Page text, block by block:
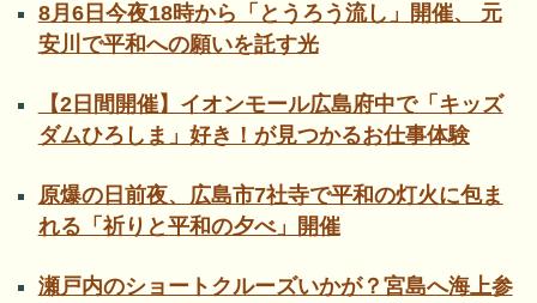
8月6日今夜18時から「とうろう流し」開催、 元
安川で平和への願いを託す光
【2日間開催】イオンモール広島府中で「キッズ
ダムひろしま」好き！が見つかるお仕事体験
原爆の日前夜、広島市7社寺で平和の灯火に包ま
れる「祈りと平和の夕べ」開催
瀬戸内のショートクルーズいかが？宮島へ海上参